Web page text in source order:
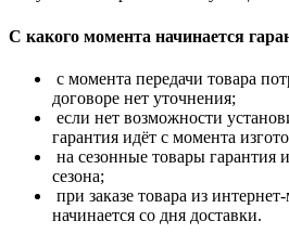
С какого момента начинается
с момента передачи товара
договоре нет уточнения;
если нет возможности
гарантия идёт с момента
на сезонные товары гарантия
сезона;
при заказе товара из
начинается со дня доставки.